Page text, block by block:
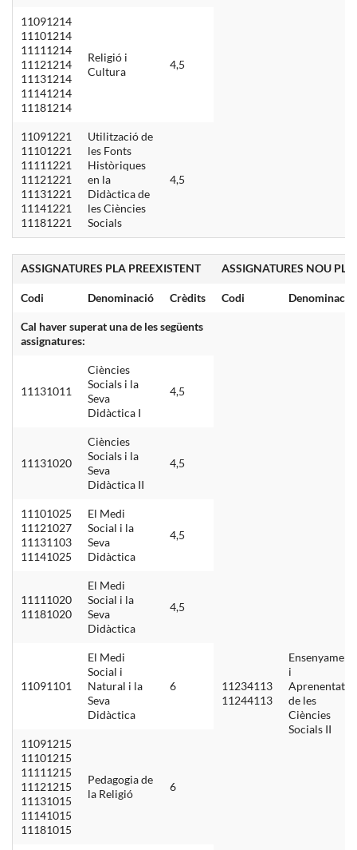
11091214
11101214
11111214
11121214
11131214
11141214
11181214
Religió i
Cultura
4,5
11091221
11101221
11111221
11121221
11131221
11141221
11181221
Utilització de
les Fonts
Històriques
en la
Didàctica de
les Ciències
Socials
4,5
ASSIGNATURES PLA PREEXISTENT ASSIGNATURES NOU PLA
Codi Denominació Crèdits Codi Denominació
Cal haver superat una de les següents
assignatures:
11234113
11244113
Ensenyament
i
Aprenentatge
de les
Ciències
Socials II
11131011
Ciències
Socials i la
Seva
Didàctica I
4,5
11131020
Ciències
Socials i la
Seva
Didàctica II
4,5
11101025
11121027
11131103
11141025
El Medi
Social i la
Seva
Didàctica
4,5
11111020
11181020
El Medi
Social i la
Seva
Didàctica
4,5
11091101
El Medi
Social i
Natural i la
Seva
Didàctica
6
11091215
11101215
11111215
11121215
11131015
11141015
11181015
Pedagogia de
la Religió
6